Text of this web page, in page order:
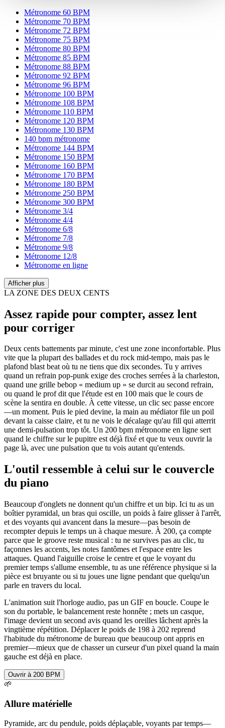
Métronome 60 BPM
Métronome 70 BPM
Métronome 72 BPM
Métronome 75 BPM
Métronome 80 BPM
Métronome 85 BPM
Métronome 88 BPM
Métronome 92 BPM
Métronome 96 BPM
Métronome 100 BPM
Métronome 108 BPM
Métronome 110 BPM
Métronome 120 BPM
Métronome 130 BPM
140 bpm métronome
Métronome 144 BPM
Métronome 150 BPM
Métronome 160 BPM
Métronome 170 BPM
Métronome 180 BPM
Métronome 250 BPM
Métronome 300 BPM
Métronome 3/4
Métronome 4/4
Métronome 6/8
Métronome 7/8
Métronome 9/8
Métronome 12/8
Métronome en ligne
Afficher plus
LA ZONE DES DEUX CENTS
Assez rapide pour compter, assez lent
pour corriger
Deux cents battements par minute, c'est une zone inconfortable. Plus
vite que la plupart des ballades et du rock mid-tempo, mais pas le
plafond blast beat où tu ne tiens que dix secondes. Tu y arrives
quand un refrain pop-punk exige des croches serrées à la charleston,
quand une grille bebop « medium up » se durcit au second refrain,
ou quand le prof dit que l'étude est en 100 mais que le cours de
scène la sentira en double. À cette vitesse, un clic sec passe encore
—un moment. Puis le pied devine, la main au médiator file un poil
devant la caisse claire, et tu ne vois le décalage qu'au fill qui atterrit
une demi-pulsation trop tôt. Un 200 bpm métronome en ligne sert
quand le chiffre sur le pupitre est déjà fixé et que tu veux ouvrir la
page là, avec une pulsation que tu vois autant qu'entends.
L'outil ressemble à celui sur le couvercle
du piano
Beaucoup d'onglets ne donnent qu'un chiffre et un bip. Ici tu as un
boîtier pyramidal, un bras qui oscille, un poids à faire glisser à l'arrêt,
et des voyants qui avancent dans la mesure—pas besoin de
recompter depuis le temps un à chaque mesure. À 200, ça compte
parce que le groove reste musical : tu ne survives pas au clic, tu
façonnes les accents, les notes fantômes et l'espace entre les
attaques. Quand l'aiguille croise le centre et que le voyant du
premier temps s'allume ensemble, tu as une référence physique si la
pièce est bruyante ou si tu joues une ligne pendant que quelqu'un
parle en travers du local.
L'animation suit l'horloge audio, pas un GIF en boucle. Coupe le
son du portable, le balancement reste honnête ; mets un casque,
l'image devient un second avis quand les oreilles lâchent après la
vingtième répétition. Déplacer le poids de 198 à 202 reprend
l'habitude du métronome de bureau que beaucoup ont appris en
premier—mieux que de chasser un curseur d'un pixel quand la main
gauche est déjà en place.
Ouvrir à 200 BPM
🌱
Allure matérielle
Pyramide, arc du pendule, poids déplaçable, voyants par temps—